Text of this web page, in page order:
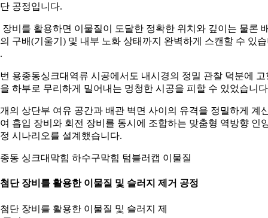
공정입니다.
장비를 활용하면 이물질이 도달한 정확한 위치와 깊이는 물론
구배(기울기) 및 내부 노화 상태까지 완벽하게 스캔할 수 있
용종동싱크대역류 시공에서도 내시경의 정밀 관찰 덕분에 고
하부로 무리하게 밀어내는 멍청한 시공을 피할 수 있었습니
의 상단부 여유 공간과 배관 벽면 사이의 유격을 정밀하게 계
흡입 장비와 회전 장비를 동시에 조합하는 맞춤형 역방향 인
시나리오를 설계했습니다.
동 싱크대막힘 하수구막힘 텀블러캡 이물질
단 장비를 활용한 이물질 및 슬러지 제거 공정